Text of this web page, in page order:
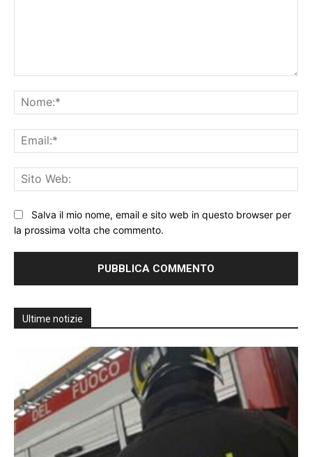
Salva il mio nome, email e sito web in questo browser per
la prossima volta che commento.
Ultime notizie